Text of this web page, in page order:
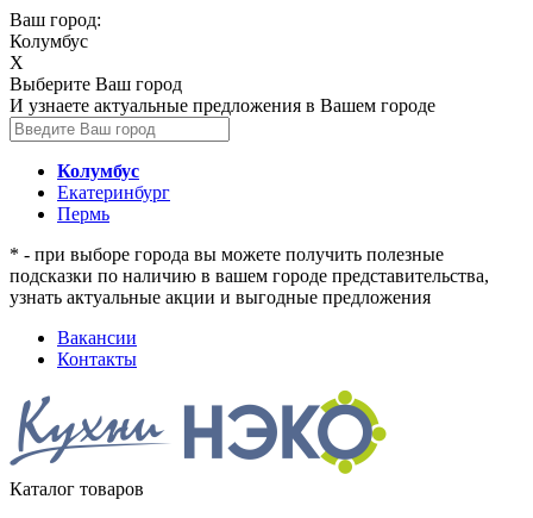
Ваш город:
Колумбус
X
Выберите Ваш город
И узнаете актуальные предложения в Вашем городе
Колумбус
Екатеринбург
Пермь
* - при выборе города вы можете получить полезные
подсказки по наличию в вашем городе представительства,
узнать актуальные акции и выгодные предложения
Вакансии
Контакты
Каталог товаров